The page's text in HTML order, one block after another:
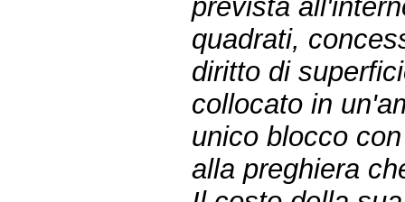
prevista
quadrati,
diritto di
collocato in
unico blocco
alla preghiera